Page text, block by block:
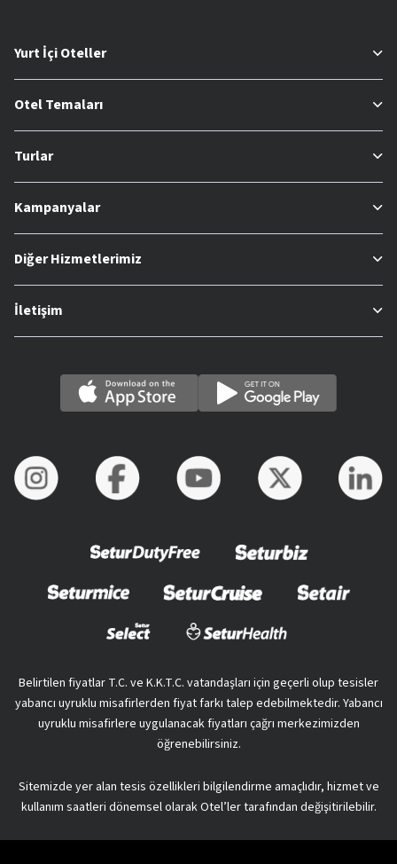
Yurt İçi Oteller
Otel Temaları
Turlar
Kampanyalar
Diğer Hizmetlerimiz
İletişim
Belirtilen fiyatlar T.C. ve K.K.T.C. vatandaşları için geçerli olup tesisler
yabancı uyruklu misafirlerden fiyat farkı talep edebilmektedir. Yabancı
uyruklu misafirlere uygulanacak fiyatları çağrı merkezimizden
öğrenebilirsiniz.
Sitemizde yer alan tesis özellikleri bilgilendirme amaçlıdır, hizmet ve
kullanım saatleri dönemsel olarak Otel’ler tarafından değişitirilebilir.